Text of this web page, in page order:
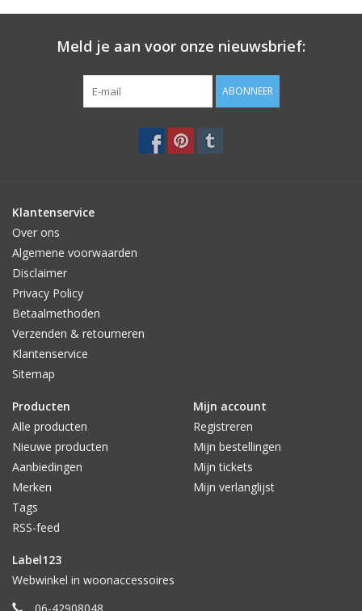
Meld je aan voor onze nieuwsbrief:
ABONNEER
Klantenservice
Over ons
Algemene voorwaarden
Disclaimer
Privacy Policy
Betaalmethoden
Verzenden & retourneren
Klantenservice
Sitemap
Producten
Alle producten
Nieuwe producten
Aanbiedingen
Merken
Tags
RSS-feed
Mijn account
Registreren
Mijn bestellingen
Mijn tickets
Mijn verlanglijst
Label123
Webwinkel in woonaccessoires
06-42908048